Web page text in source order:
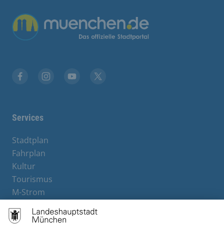
Übergreifende Links
Services
Stadtplan
Fahrplan
Kultur
Tourismus
M-Strom
Hotels